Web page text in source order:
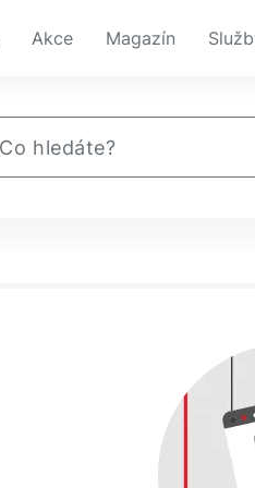
Akce Magazín